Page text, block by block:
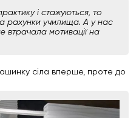
і стажуються, то
рахунки училища. А у нас
мотивації на
сіла вперше, проте до